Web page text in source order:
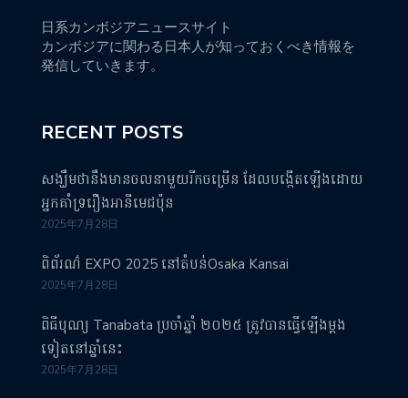
日系カンボジアニュースサイト
カンボジアに関わる日本人が知っておくべき情報を
発信していきます。
RECENT POSTS
សង្ឃឹមថានឹងមានចលនាមួយរីកចម្រើន ដែលបង្កើតឡើងដោយ
អ្នកគាំទ្ររឿងអានីមេជប៉ុន
2025年7月28日
ពិព័រណ៌ EXPO 2025 នៅតំបន់Osaka Kansai
2025年7月28日
ពិធីបុណ្យ Tanabata ប្រចាំឆ្នាំ ២០២៥ ត្រូវបានធ្វើឡើងម្តង
ទៀតនៅឆ្នាំនេះ
2025年7月28日